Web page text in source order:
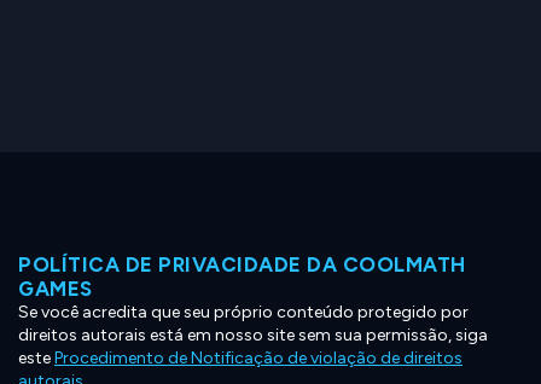
POLÍTICA DE PRIVACIDADE DA COOLMATH
GAMES
Se você acredita que seu próprio conteúdo protegido por
direitos autorais está em nosso site sem sua permissão, siga
esteProcedimento de Notificação de violação de direitos